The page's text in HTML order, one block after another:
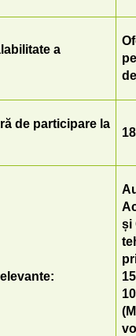
a
de participare la
și